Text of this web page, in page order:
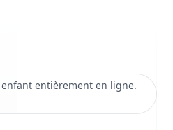
entièrement en ligne.